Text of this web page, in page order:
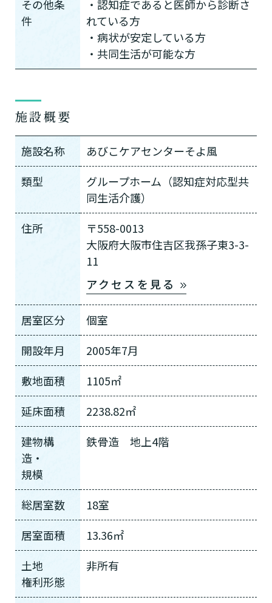
その他条
件
・認知症であると医師から診断さ
れている方
・病状が安定している方
・共同生活が可能な方
施設概要
施設名称
あびこケアセンターそよ風
類型
グループホーム（認知症対応型共
同生活介護）
住所
〒558-0013
大阪府大阪市住吉区我孫子東3-3-
11
アクセスを見る
居室区分
個室
開設年月
2005年7月
敷地面積
1105㎡
延床面積
2238.82㎡
建物構
造・
規模
鉄骨造 地上4階
総居室数
18室
居室面積
13.36㎡
土地
権利形態
非所有